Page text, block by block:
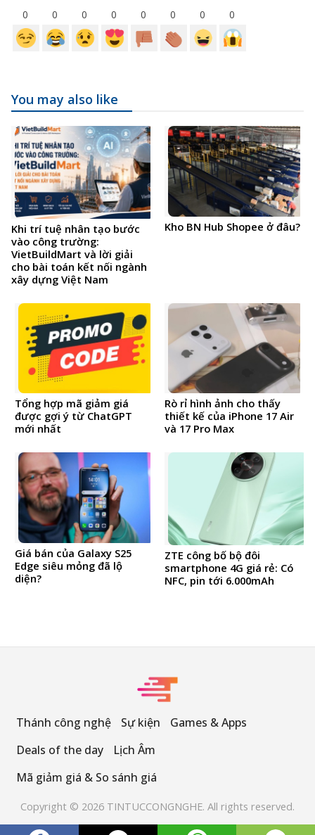
0 0 0 0 0 0 0 0
You may also like
Khi trí tuệ nhân tạo bước
vào công trường:
VietBuildMart và lời giải
cho bài toán kết nối ngành
xây dựng Việt Nam
Kho BN Hub Shopee ở đâu?
Tổng hợp mã giảm giá
được gợi ý từ ChatGPT
mới nhất
Rò rỉ hình ảnh cho thấy
thiết kế của iPhone 17 Air
và 17 Pro Max
Giá bán của Galaxy S25
Edge siêu mỏng đã lộ
diện?
ZTE công bố bộ đôi
smartphone 4G giá rẻ: Có
NFC, pin tới 6.000mAh
Thánh công nghệ Sự kiện
Games & Apps
Deals of the day
Lịch Âm
Mã giảm giá & So sánh giá
Copyright © 2026 TINTUCCONGNGHE. All rights reserved.